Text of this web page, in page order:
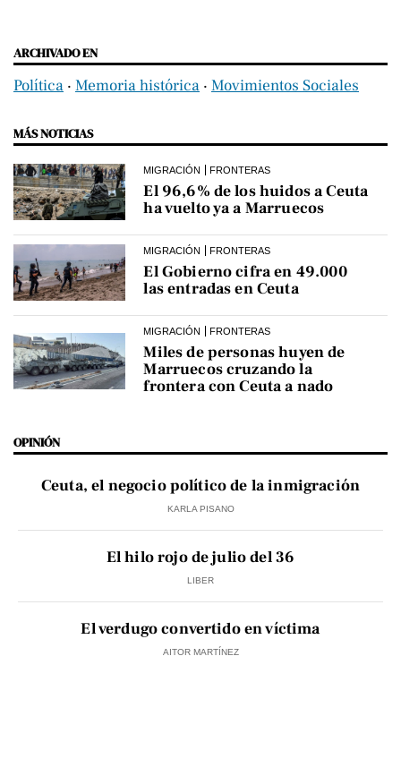
ARCHIVADO EN
Política ‧ Memoria histórica ‧ Movimientos Sociales
MÁS NOTICIAS
MIGRACIÓN FRONTERAS
El 96,6% de los huidos a Ceuta
ha vuelto ya a Marruecos
MIGRACIÓN FRONTERAS
El Gobierno cifra en 49.000
las entradas en Ceuta
MIGRACIÓN FRONTERAS
Miles de personas huyen de
Marruecos cruzando la
frontera con Ceuta a nado
OPINIÓN
Ceuta, el negocio político de la inmigración
KARLA PISANO
El hilo rojo de julio del 36
LIBER
El verdugo convertido en víctima
AITOR MARTÍNEZ